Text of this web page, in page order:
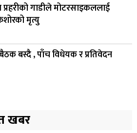
गाडीले मोटरसाइकललाई
मृत्यु
बस्दै , पाँच विधेयक र प्रतिवेदन
खबर